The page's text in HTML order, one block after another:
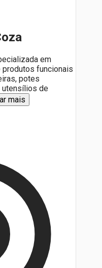
em
funcionais
potes
utensílios de
mais